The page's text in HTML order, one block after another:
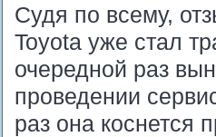
Судя по всему,
Toyota уже стал
очередной раз
проведении
раз она коснется